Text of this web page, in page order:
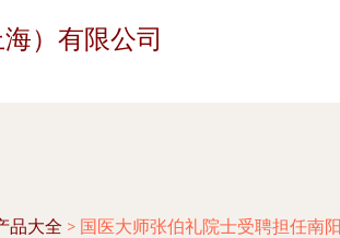
）有限公司
品大全 > 国医大师张伯礼院士受聘担任南